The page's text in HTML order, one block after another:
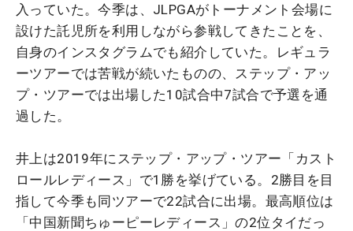
入っていた。今季は、JLPGAがトーナメント会場に
設けた託児所を利用しながら参戦してきたことを、
自身のインスタグラムでも紹介していた。レギュラ
ーツアーでは苦戦が続いたものの、ステップ・アッ
プ・ツアーでは出場した10試合中7試合で予選を通
過した。
井上は2019年にステップ・アップ・ツアー「カスト
ロールレディース」で1勝を挙げている。2勝目を目
指して今季も同ツアーで22試合に出場。最高順位は
「中国新聞ちゅーピーレディース 」の2位タイだっ